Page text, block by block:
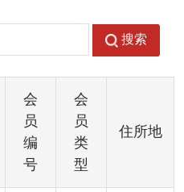
搜索
会
员
编
号
会
员
类
型
住所地